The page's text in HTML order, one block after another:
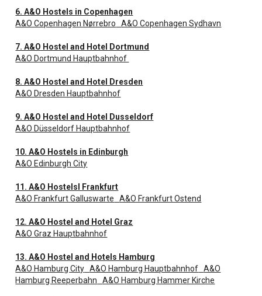
6. A&O Hostels in Copenhagen
A&O Copenhagen Nørrebro
A&O Copenhagen Sydhavn
7. A&O Hostel and Hotel Dortmund
A&O Dortmund Hauptbahnhof
8. A&O Hostel and Hotel Dresden
A&O Dresden Hauptbahnhof
9. A&O Hostel and Hotel Dusseldorf
A&O Düsseldorf Hauptbahnhof
10. A&O Hostels in Edinburgh
A&O Edinburgh City
11. A&O Hostelsl Frankfurt
A&O Frankfurt Galluswarte
A&O Frankfurt Ostend
12. A&O Hostel and Hotel Graz
A&O Graz Hauptbahnhof
13. A&O Hostel and Hotels Hamburg
A&O Hamburg City A&O Hamburg Hauptbahnhof A&O
Hamburg Reeperbahn
A&O Hamburg Hammer Kirche